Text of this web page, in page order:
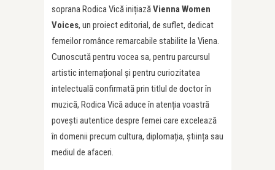
soprana Rodica Vică inițiazăVienna Women
Voices, un proiect editorial, de suflet, dedicat
femeilor românce remarcabile stabilite la Viena.
Cunoscută pentru vocea sa, pentru parcursul
artistic internațional și pentru curiozitatea
intelectuală confirmată prin titlul de doctor în
muzică, Rodica Vică aduce în atenția voastră
povești autentice despre femei care excelează
în domenii precum cultura, diplomația, știința sau
mediul de afaceri.